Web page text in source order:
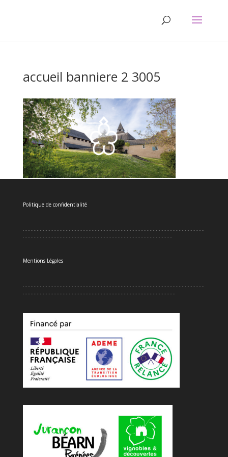
accueil banniere 2 3005
Politique de confidentialité
.......................................................................................................................
..................................................................................................
Mentions Légales
.......................................................................................................................
....................................................................................................